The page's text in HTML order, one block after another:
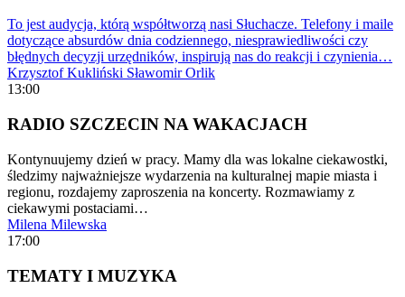
To jest audycja, którą współtworzą nasi Słuchacze. Telefony i maile
dotyczące absurdów dnia codziennego, niesprawiedliwości czy
błędnych decyzji urzędników, inspirują nas do reakcji i czynienia…
Krzysztof Kukliński Sławomir Orlik
13:00
RADIO SZCZECIN NA WAKACJACH
Kontynuujemy dzień w pracy. Mamy dla was lokalne ciekawostki,
śledzimy najważniejsze wydarzenia na kulturalnej mapie miasta i
regionu, rozdajemy zaproszenia na koncerty. Rozmawiamy z
ciekawymi postaciami…
Milena Milewska
17:00
TEMATY I MUZYKA